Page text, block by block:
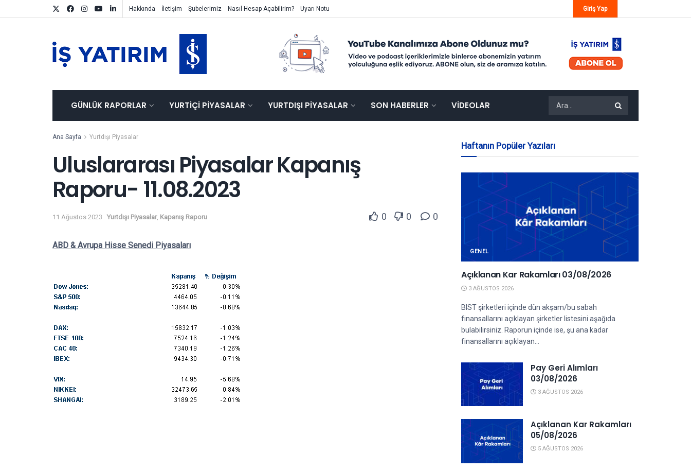
Hakkında İletişim Şubelerimiz Nasıl Hesap Açabilirim? Uyarı Notu Giriş Yap
GÜNLÜK RAPORLAR YURTIÇI PIYASALAR YURTDIŞI PIYASALAR SON HABERLER VIDEOLAR
Ana Sayfa Yurtdışı Piyasalar
Uluslararası Piyasalar Kapanış
Raporu- 11.08.2023
11 Ağustos 2023 Yurtdışı Piyasalar, Kapanış Raporu 0 0 0
ABD & Avrupa Hisse Senedi Piyasaları
Haftanın Popüler Yazıları
GENEL
Açıklanan Kar Rakamları 03/08/2026
3 AĞUSTOS 2026
BIST şirketleri içinde dün akşam/bu sabah
finansallarını açıklayan şirketler listesini aşağıda
bulabilirsiniz. Raporun içinde ise, şu ana kadar
finansallarını açıklayan...
Pay Geri Alımları
03/08/2026
3 AĞUSTOS 2026
Açıklanan Kar Rakamları
05/08/2026
5 AĞUSTOS 2026